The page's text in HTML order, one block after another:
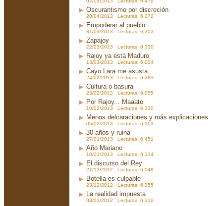
Oscurantismo por discreción
20/04/2013 Lecturas: 6.272
Empoderar al pueblo
31/03/2013 Lecturas: 6.303
Zapajoy
22/03/2013 Lecturas: 6.330
Rajoy ya está Maduro
13/03/2013 Lecturas: 6.004
Cayo Lara me asusta
24/02/2013 Lecturas: 6.383
Cultura o basura
23/02/2013 Lecturas: 6.055
Por Rajoy... Maaato
10/02/2013 Lecturas: 6.330
Menos delcaraciones y más explicaciones
05/02/2013 Lecturas: 6.303
30 años y ruina
27/01/2013 Lecturas: 6.451
Año Mariano
10/01/2013 Lecturas: 6.134
El discurso del Rey
27/12/2012 Lecturas: 6.048
Botella es culpable
23/12/2012 Lecturas: 6.355
La realidad impuesta
03/12/2012 Lecturas: 6.312